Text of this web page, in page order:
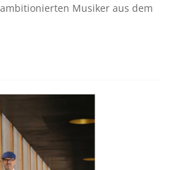
Musiker aus dem